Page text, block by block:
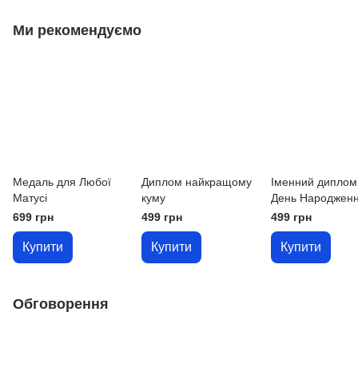
Ми рекомендуємо
Медаль для Любої
Матусі
699 грн
Купити
Диплом найкращому
куму
499 грн
Купити
Іменний
День
Найдорожчі
побажання,
викарбувані на
металі!
499 грн
Купити
Обговорення